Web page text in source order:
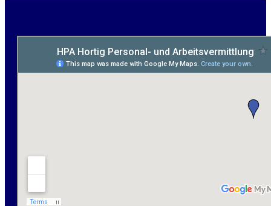
handwerklicher Allrounder (m/w/d) für Bitterfeld-
Wolfen gesucht
Sandersdorf- Brehna gesucht